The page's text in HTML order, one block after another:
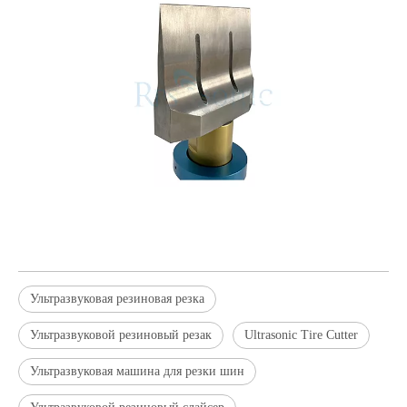
Ультразвуковая резиновая резка
Ультразвуковой резиновый резак Ultrasonic Tire Cutter
Ультразвуковая машина для резки шин